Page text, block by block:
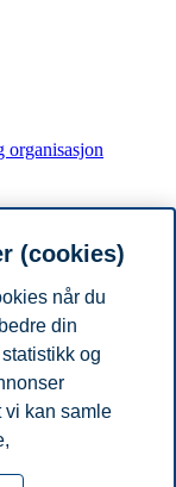
organisasjon
(cookies)
når du
din
og
vi kan samle